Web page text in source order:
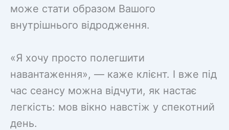
може стати образом Вашого
внутрішнього відродження.
«Я хочу просто полегшити
навантаження», — каже клієнт. І вже під
час сеансу можна відчути, як настає
легкість: мов вікно навстіж у спекотний
день.